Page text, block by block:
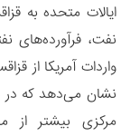
نفت، فرآورده‌های
واردات آمریکا از
نشان می‌دهد که در
مرکزی بیشتر از